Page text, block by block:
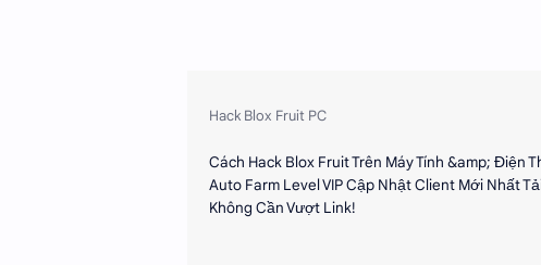
Cách Hack Blox Fruit Trên Máy Tính &amp; Điện
Auto Farm Level VIP Cập Nhật Client Mới Nhất
Không Cần Vượt Link!